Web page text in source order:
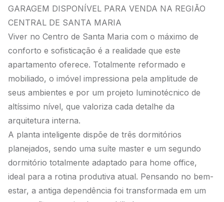
GARAGEM DISPONÍVEL PARA VENDA NA REGIÃO
CENTRAL DE SANTA MARIA
Viver no Centro de Santa Maria com o máximo de
conforto e sofisticação é a realidade que este
apartamento oferece. Totalmente reformado e
mobiliado, o imóvel impressiona pela amplitude de
seus ambientes e por um projeto luminotécnico de
altíssimo nível, que valoriza cada detalhe da
arquitetura interna.
A planta inteligente dispõe de três dormitórios
planejados, sendo uma suíte master e um segundo
dormitório totalmente adaptado para home office,
ideal para a rotina produtiva atual. Pensando no bem-
estar, a antiga dependência foi transformada em um